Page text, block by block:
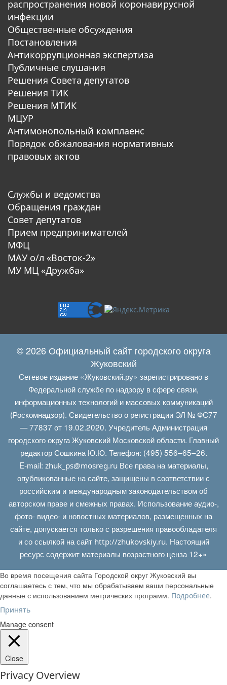
распространения новой коронавирусной
инфекции
Общественные обсуждения
Постановления
Антикоррупционная экспертиза
Публичные слушания
Решения Совета депутатов
Решения ТИК
Решения МТИК
МЦУР
Антимонопольный комплаенс
Порядок обжалования нормативных
правовых актов
Службы и ведомства
Обращения граждан
Совет депутатов
Прием предпринимателей
МФЦ
МАУ о/л «Восток-2»
МУ МЦ «Дружба»
© 2026 Официальный сайт городского округа
Жуковский
Сетевое издание «Жуковский.ру» зарегистрировано в
Федеральной службе по надзору в сфере связи,
информационных технологий и массовых коммуникаций
(Роскомнадзор). Свидетельство о регистрации ЭЛ № ФС77
— 77837 от 19.02.2020. Учредитель Администрация
городского округа Жуковский Московской области. Главный
редактор Сошкина Ю.Ю. Телефон: (495) 556–65–26.
E‑mail: zhuk_ps@mosreg.ruВсе права на материалы,
опубликованные на сайте, защищены в соответствии с
российским и международным законодательством об
авторском праве и смежных правах. Использование аудио-,
фото- видео- и новостных материалов, размещенных на
сайте, допускается только с разрешения правообладателя
и со ссылкой на сайт http://zhukovskiy.ru. Настоящий
ресурс содержит материалы возрастного ценза 12+»
Во время посещения сайта Городской округ Жуковский вы
соглашаетесь с тем, что мы обрабатываем ваши персональные
данные с использованием метрических программ. Подробнее.
Принять
Manage consent
Close
Privacy Overview